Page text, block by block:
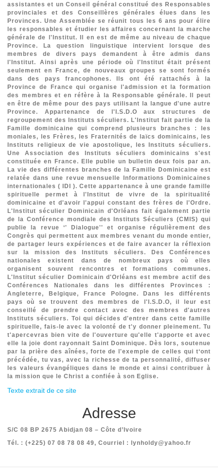
assistantes et un Conseil général constitué des Responsables
provinciales et des Conseillères générales élues dans les
Provinces. Une Assemblée se réunit tous les 6 ans pour élire
les responsables et étudier les affaires concernant la marche
générale de l'Institut. Il en est de même au niveau de chaque
Province. La question linguistique intervient lorsque des
membres de divers pays demandent à être admis dans
l'Institut. Ainsi après une période où l'Institut était présent
seulement en France, de nouveaux groupes se sont formés
dans des pays francophones. Ils ont été rattachés à la
Province de France qui organise l'admission et la formation
des membres et en réfère à la Responsable générale. Il peut
en être de même pour des pays utilisant la langue d'une autre
Province. Appartenance de l'I.S.D.O aux structures de
regroupement des Instituts séculiers. L'Institut fait partie de la
Famille dominicaine qui comprend plusieurs branches : les
moniales, les Frères, les Fraternités de laïcs dominicains, les
Instituts religieux de vie apostolique, les Instituts séculiers.
Une Association des Instituts séculiers dominicains s'est
constituée en France. Elle publie un bulletin deux fois par an.
La vie des différentes branches de la Famille Dominicaine est
relatée dans une revue mensuelle Informations Dominicaines
internationales ( IDI ). Cette appartenance à une grande famille
spirituelle permet à l'Institut de vivre de la spiritualité
dominicaine et d'avoir l'appui constant des frères de l'Ordre.
L'Institut séculier Dominicain d'Orléans fait également partie
de la Conférence mondiale des Instituts Séculiers (CMIS) qui
publie la revue ‘' Dialogue'' et organise régulièrement des
Congrès qui permettent aux membres venant du monde entier,
de partager leurs expériences et de faire avancer la réflexion
sur la mission des Instituts séculiers. Des Conférences
nationales existent dans de nombreux pays où elles
organisent souvent rencontres et formations communes.
L'Institut séculier Dominicain d'Orléans est membre actif des
Conférences Nationales dans les différentes Provinces :
Angleterre, Belgique, France Pologne. Dans les différents
pays où se trouvent des membres de l'I.S.D.O, il leur est
conseillé de prendre contact avec des membres d'autres
Instituts séculiers. Toi qui décides d'entrer dans cette famille
spirituelle, fais-le avec la volonté de t'y donner pleinement. Tu
t'apercevras bien vite de l'ouverture qu'elle t'apporte et avec
elle la joie dont rayonnait Saint Dominique. Dès lors, soutenue
par la prière des aînées, forte de l'exemple de celles qui t‘ont
précédée, tu vas, avec la richesse de ta personnalité, diffuser
les valeurs évangéliques dans le monde et ainsi contribuer à
la mission que le Christ a confiée à son Eglise.
Texte extrait de ce site
Adresse
S/C 08 BP 2675 Abidjan 08 – Côte d’Ivoire
Tél. : (+225) 07 08 78 08 49, Courriel : lynholdy@yahoo.fr